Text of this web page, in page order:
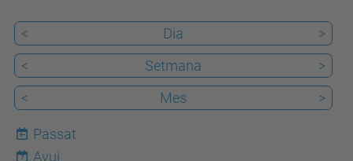
< Dia
>
<
Setmana
>
<
Mes >
Passat
7
Avui